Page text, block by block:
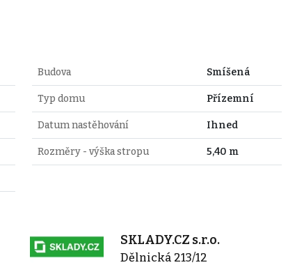
Budova Smíšená
Typ domu Přízemní
Datum nastěhování Ihned
Rozměry - výška stropu 5,40 m
SKLADY.CZ s.r.o.
Dělnická 213/12